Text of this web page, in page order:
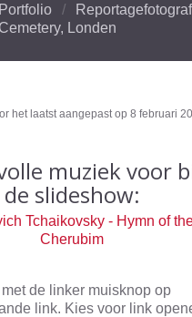
Portfolio
Londen
het laatst aangepast op 8 februari
muziek voor
de slideshow:
Tchaikovsky - Hymn of
Cherubim
de linker muisknop op
link. Kies voor link